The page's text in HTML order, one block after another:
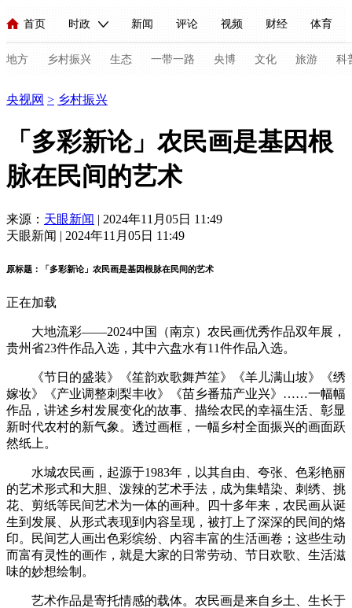
首页 时政 新闻 评论 视频 财经 体育
人民领袖习近平 联播+ 中国领导人 央视快评 习式妙语
直播 栏目大全 节目单 听音 微视频 主持人
海外频道 iPanda English Монгол
地方 乡村振兴 生态 一带一路 央博 文化 旅游 科
新闻 国内 国际 评论
视频 小央视频 小央直播
现场 前线 比划 快看 蓝海中国
体育
VIP会员 CCTV奥林匹克频道 生活体育大会 体育江湖
财经 教育 乡村振兴 生态环境 一带一路 央博
大国智造 大国展会 大国保险 云顶对话 云起
CCTV.节目官网 直播 节目单 栏目 片库 热播榜
央视网 > 乡村振兴
「多彩新论」农民画是基因根
脉在民间的艺术
来源： 天眼新闻 | 2024年11月05日 11:49
天眼新闻 | 2024年11月05日 11:49
原标题：「多彩新论」农民画是基因根脉在民间的艺术
正在加载
大地流彩——2024中国（南京）农民画优秀作品双年展，
贵州省23件作品入选，其中六盘水有11件作品入选。
《节日的盛装》《笙韵欢歌舞芦笙》《羊儿满山坡》《绣
嫁妆》《产业调整刺梨丰收》《苗乡番茄产业兴》……一幅幅
作品，讲述乡村发展变化的故事、描绘农民的幸福生活、彰显
新时代农村的新气象。透过画框，一幅乡村全面振兴的画面跃
然纸上。
水城农民画，起源于1983年，以其自由、夸张、色彩艳丽
的艺术形式和大胆、泼辣的艺术手法，成为集蜡染、刺绣、挑
花、剪纸等民间艺术为一体的画种。四十多年来，农民画从诞
生到发展、从形式表现到内容呈现，被打上了深深的民间的烙
印。民间艺人画出色彩缤纷、内容丰富的生活画卷；这些生动
而富有灵性的画作，就是大家的日常劳动、节日欢歌、生活滋
味的妙想绘制。
艺术作品是寄托情感的载体。农民画是来自乡土、生长于